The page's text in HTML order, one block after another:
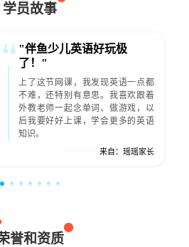
学员故事
"伴鱼少儿英语好玩极
了！"
上了这节网课，我发现英语一点都
不难，还特别有意思。我喜欢跟着
外教老师一起念单词、做游戏，以
后我要好好上课，学会更多的英语
知识。
来自：瑶瑶家长
誉和资质